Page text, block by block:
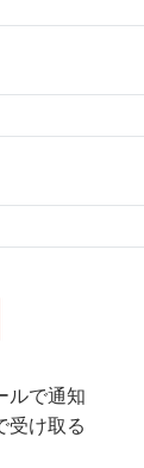
ルで通知
受け取る